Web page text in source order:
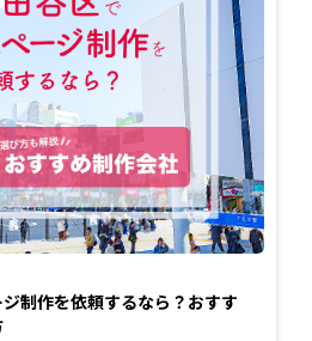
制作を依頼するなら？おすす